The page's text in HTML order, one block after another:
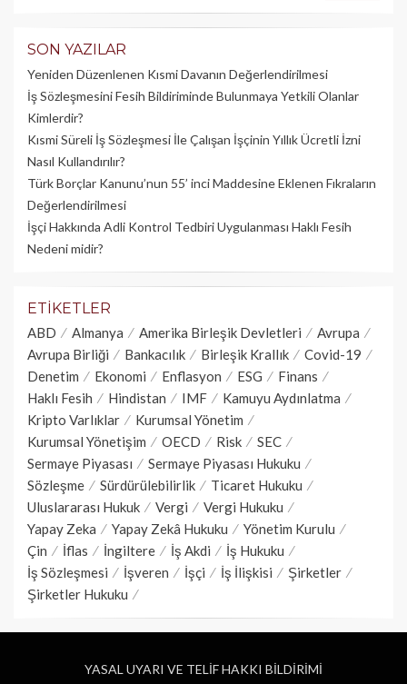
SON YAZILAR
Yeniden Düzenlenen Kısmi Davanın Değerlendirilmesi
İş Sözleşmesini Fesih Bildiriminde Bulunmaya Yetkili Olanlar
Kimlerdir?
Kısmi Süreli İş Sözleşmesi İle Çalışan İşçinin Yıllık Üc­retli İzni
Nasıl Kullandırılır?
Türk Borçlar Kanunu’nun 55’ inci Maddesine Eklenen Fıkraların
Değerlendirilmesi
İşçi Hakkında Adli Kontrol Tedbiri Uygulanması Haklı Fesih
Nedeni midir?
ETIKETLER
ABD Almanya Amerika Birleşik Devletleri
Avrupa
Avrupa Birliği
Bankacılık Birleşik Krallık
Covid-19
Denetim
Ekonomi Enflasyon ESG
Finans
Haklı Fesih
Hindistan IMF
Kamuyu Aydınlatma
Kripto Varlıklar
Kurumsal Yönetim
Kurumsal Yönetişim
OECD Risk
SEC
Sermaye Piyasası
Sermaye Piyasası Hukuku
Sözleşme
Sürdürülebilirlik
Ticaret Hukuku
Uluslararası Hukuk
Vergi
Vergi Hukuku
Yapay Zeka
Yapay Zekâ Hukuku
Yönetim Kurulu
Çin
İflas İngiltere İş Akdi
İş Hukuku
İş Sözleşmesi
İşveren İşçi İş İlişkisi
Şirketler
Şirketler Hukuku
YASAL UYARI VE TELİF HAKKI BİLDİRİMİ